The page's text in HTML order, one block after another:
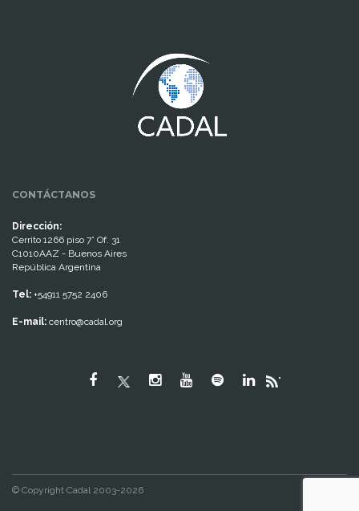
CONTÁCTANOS
Dirección:
Cerrito 1266 piso 7° Of. 31
C1010AAZ - Buenos Aires
República Argentina
Tel: +54911 5752 2406
E-mail: centro@cadal.org
"
© Copyright Cadal 2003-2026